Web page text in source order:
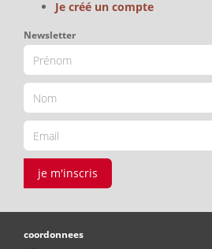
Je créé un compte
Newsletter
je m'inscris
coordonnees